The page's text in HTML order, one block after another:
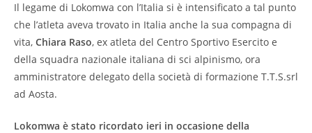
Il legame di Lokomwa con l’Italia si è intensificato a tal punto
che l’atleta aveva trovato in Italia anche la sua compagna di
vita, Chiara Raso, ex atleta del Centro Sportivo Esercito e
della squadra nazionale italiana di sci alpinismo, ora
amministratore delegato della società di formazione T.T.S.srl
ad Aosta.
Lokomwa è stato ricordato ieri in occasione della